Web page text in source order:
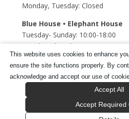
Monday, Tuesday: Closed
Blue House • Elephant House
Tuesday- Sunday: 10:00-18:00
Monday: closed
Szent Mihály Underground
Tuesday- Sunday: 10:00-18:00
Monday: closed
Tragor Ignác Múzeum © 2025 Minden
This website uses cookies to enhance
ensure the site functions properly. By
acknowledge and accept our use of
Accept All
Accept Required